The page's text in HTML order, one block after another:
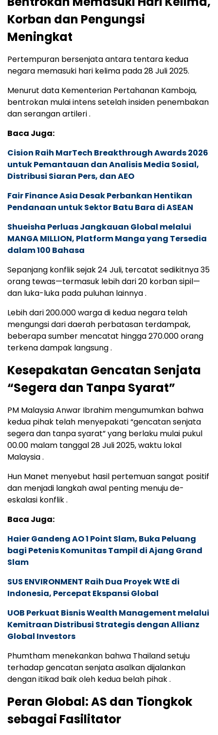
Korban dan Pengungsi
Meningkat
Pertempuran bersenjata antara tentara kedua
negara memasuki hari kelima pada 28 Juli 2025.
Menurut data Kementerian Pertahanan Kamboja,
bentrokan mulai intens setelah insiden penembakan
dan serangan artileri .
Baca Juga:
Cision Raih MarTech Breakthrough Awards 2026
untuk Pemantauan dan Analisis Media Sosial,
Distribusi Siaran Pers, dan AEO
Fair Finance Asia Desak Perbankan Hentikan
Pendanaan untuk Sektor Batu Bara di ASEAN
Shueisha Perluas Jangkauan Global melalui
MANGA MILLION, Platform Manga yang Tersedia
dalam 100 Bahasa
Sepanjang konflik sejak 24 Juli, tercatat sedikitnya 35
orang tewas—termasuk lebih dari 20 korban sipil—
dan luka-luka pada puluhan lainnya .
Lebih dari 200.000 warga di kedua negara telah
mengungsi dari daerah perbatasan terdampak,
beberapa sumber mencatat hingga 270.000 orang
terkena dampak langsung .
Kesepakatan Gencatan Senjata
“Segera dan Tanpa Syarat”
PM Malaysia Anwar Ibrahim mengumumkan bahwa
kedua pihak telah menyepakati “gencatan senjata
segera dan tanpa syarat” yang berlaku mulai pukul
00.00 malam tanggal 28 Juli 2025, waktu lokal
Malaysia .
Hun Manet menyebut hasil pertemuan sangat positif
dan menjadi langkah awal penting menuju de-
eskalasi konflik .
Baca Juga:
Haier Gandeng AO 1 Point Slam, Buka Peluang
bagi Petenis Komunitas Tampil di Ajang Grand
Slam
SUS ENVIRONMENT Raih Dua Proyek WtE di
Indonesia, Percepat Ekspansi Global
UOB Perkuat Bisnis Wealth Management melalui
Kemitraan Distribusi Strategis dengan Allianz
Global Investors
Phumtham menekankan bahwa Thailand setuju
terhadap gencatan senjata asalkan dijalankan
dengan itikad baik oleh kedua belah pihak .
Peran Global: AS dan Tiongkok
sebagai Fasilitator